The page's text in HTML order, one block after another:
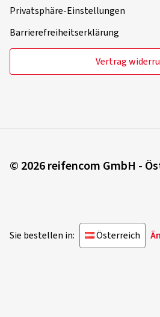
Privatsphäre-Einstellungen
Barrierefreiheitserklärung
Vertrag
© 2026 reifencom GmbH -
Sie bestellen in: Österreich